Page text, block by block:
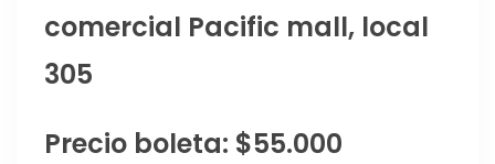
comercial Pacific mall, local
305
Precio boleta: $55.000